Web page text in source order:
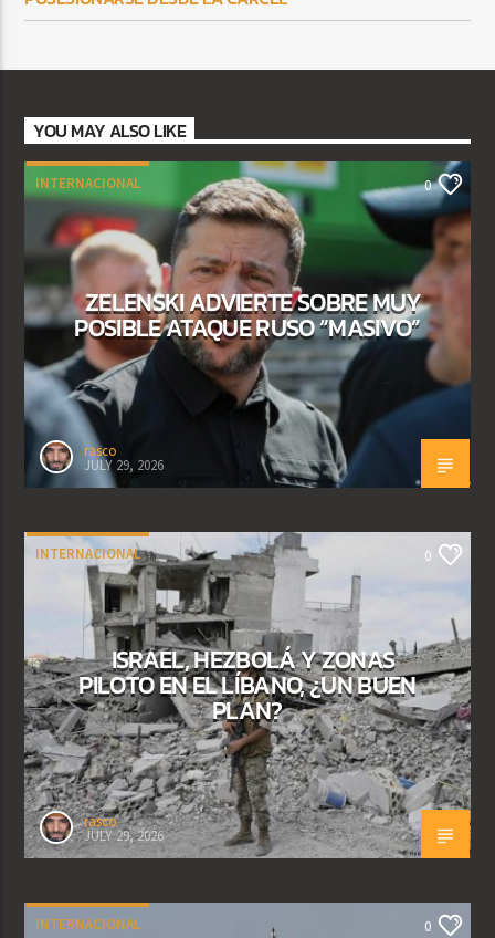
YOU MAY ALSO LIKE
INTERNACIONAL 0
ZELENSKI ADVIERTE SOBRE MUY
POSIBLE ATAQUE RUSO “MASIVO”
rasco
JULY 29, 2026
INTERNACIONAL 0
ISRAEL, HEZBOLÁ Y ZONAS
PILOTO EN EL LÍBANO, ¿UN BUEN
PLAN?
rasco
JULY 29, 2026
INTERNACIONAL 0